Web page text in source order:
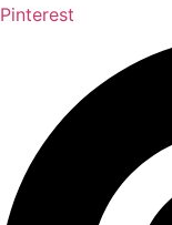
Pinterest